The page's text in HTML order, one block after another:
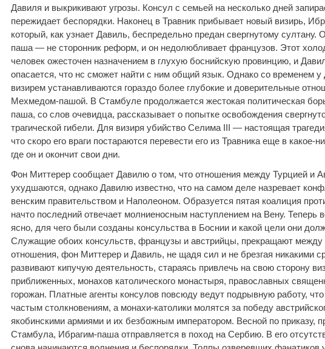
Давиля и выкрикивают угрозы. Консул с семьей на несколько дней
пережидает беспорядки. Наконец в Травник прибывает новый визирь,
который, как узнает Давиль, беспредельно предан свергнутому султану.
паша — не сторонник реформ, и он недолюбливает французов. Этот
человек ожесточен назначением в глухую боснийскую провинцию, и
опасается, что нс сможет найти с ним общий язык. Однако со временем
визирем устанавливаются гораздо более глубокие и доверительные
Мехмедом-пашой. В Стамбуле продолжается жестокая политическая
паша, со слов очевидца, рассказывает о попытке освобождения
трагической гибели. Для визиря убийство Селима III — настоящая
что скоро его враги постараются перевести его из Травника еще в какое-
где он и окончит свои дни.
Фон Миттерер сообщает Давилю о том, что отношения между Турцией и
ухудшаются, однако Давилю известно, что на самом деле назревает
венским правительством и Наполеоном. Образуется пятая коалиция
начто последний отвечает молниеносным наступлением на Вену. Теперь
ясно, для чего были созданы консульства в Боснии и какой цели они
Служащие обоих консульств, французы и австрийцы, прекращают между
отношения, фон Миттерер и Давиль, не щадя сил и не брезгая никакими
развивают кипучую деятельность, стараясь привлечь на свою сторону
приближенных, монахов католического монастыря, православных
горожан. Платные агенты консулов повсюду ведут подрывную работу,
частым столкновениям, а монахи-католики молятся за победу
якобинскими армиями и их безбожным императором. Весной по приказу,
Стамбула, Ибрагим-паша отправляется в поход на Сербию. В его